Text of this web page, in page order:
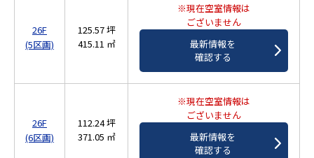
26F
(5区画)
125.57 坪
415.11 ㎡
※現在空室情報は
ございません
最新情報を
確認する
26F
(6区画)
112.24 坪
371.05 ㎡
※現在空室情報は
ございません
最新情報を
確認する